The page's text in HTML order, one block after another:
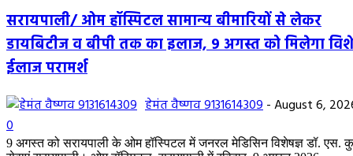
सरायपाली/ ओम हॉस्पिटल सामान्य बीमारियों से लेकर
डायबिटीज व बीपी तक का इलाज, 9 अगस्त को मिलेगा
ईलाज परामर्श
हेमंत वैष्णव 9131614309-August 6,
0
9 अगस्त को सरायपाली के ओम हॉस्पिटल में जनरल मेडिसिन विशेषज्ञ डॉ. एस.